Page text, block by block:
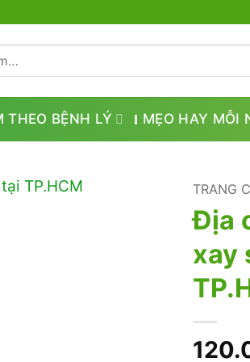
THEO BỆNH LÝ MẸO HAY MỖI
TRANG
Địa
xay